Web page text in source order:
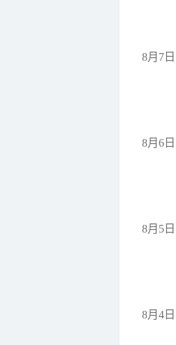
8月7日
8月6日
8月5日
8月4日